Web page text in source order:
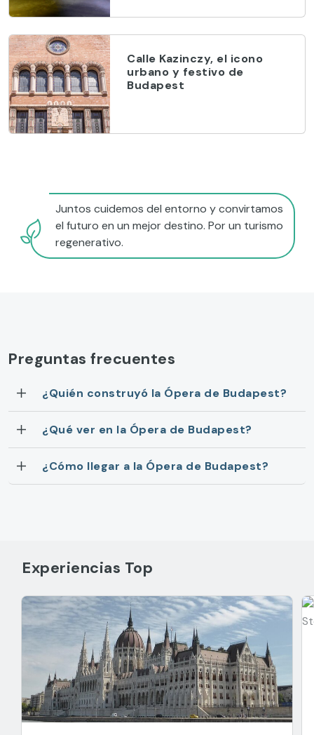
Calle Kazinczy, el icono
urbano y festivo de
Budapest
Juntos cuidemos del entorno y convirtamos
el futuro en un mejor destino. Por un turismo
regenerativo.
Preguntas frecuentes
¿Quién construyó la Ópera de Budapest?
¿Qué ver en la Ópera de Budapest?
¿Cómo llegar a la Ópera de Budapest?
Experiencias Top